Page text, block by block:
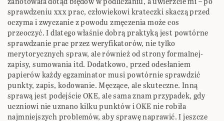
sprawdzeniu xxx prac, człowiekowi krateczki skaczą przed
oczyma i zwyczanie z powodu zmęczenia może cos
przeoczyć. I dlatego właśnie dobrą praktyką jest powtórne
sprawdzanie prac przez weryfikatorów, nie tylko
merytorycznych spraw, ale również od strony formalnej-
zapisy, sumowania itd. Dodatkowo, przed odesłaniem
papierów każdy egzaminator musi powtórnie sprawdzić
punkty, zapis, kodowanie. Męczące, ale skuteczne. Inną
sprawą jest podejście OKE, ale sama znam przypadek, gdy
uczniowi nie uznano kilku punktów i OKE nie robiła
najmniejszych problemów, aby sprawę naprawić. I jeszcze